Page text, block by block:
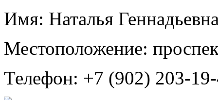
Имя: Наталья
Местоположение:
Телефон: +7 (902) 203-